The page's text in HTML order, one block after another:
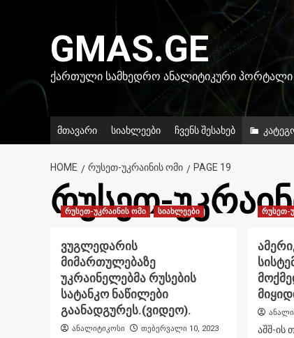
GMAS.GE
ᲥᲐᲠᲗᲣᲚᲘ ᲡᲐᲛᲮᲔᲓᲠᲝ ᲐᲜᲐᲚᲘᲢᲘᲙᲣᲠᲘ ᲞᲝᲠᲢᲐᲚᲘ
მთავარი სიახლეები ჩვენს შესახებ
HOME ᲠᲣᲡᲔᲗ-ᲣᲙᲠᲐᲘᲜᲘᲡ ᲝᲛᲘ PAGE 19
რუსეთ-
რუსეთ-უკრაინის ომი სიახლეები
ვუგლედარის
მიმართულებაზე
უკრაინელებმა რუსების
სატანკო ნაწილები
გაანადგურეს.(ვიდეო).
ანალიტიკოსი თებერვალი 10, 2023
რუსეთ-
აშშ-ის